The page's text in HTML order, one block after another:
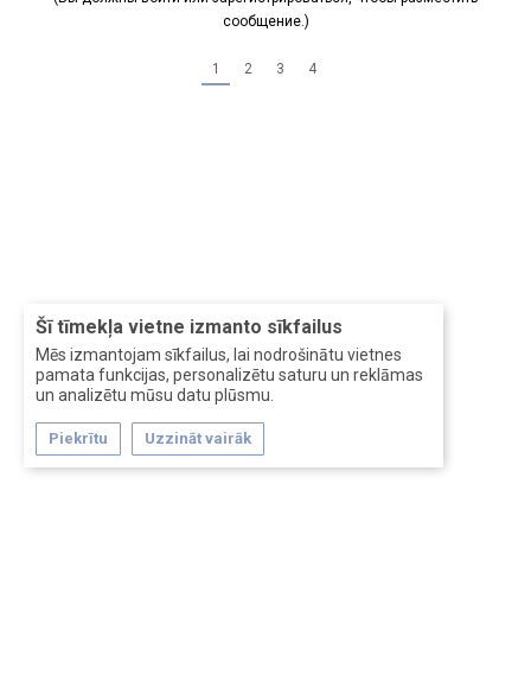
Šī tīmekļa vietne izmanto sīkfailus
Mēs izmantojam sīkfailus, lai nodrošinātu vietnes
pamata funkcijas, personalizētu saturu un reklāmas
un analizētu mūsu datu plūsmu.
Piekrītu Uzzināt vairāk
сообщение.)
1 2 3 4